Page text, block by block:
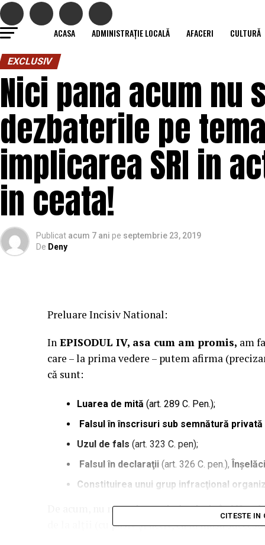
ACASA ADMINISTRAȚIE LOCALĂ AFACERI CULTURĂ
EXCLUSIV
Nici pana acum nu
dezbaterile pe
implicarea SRI in
in ceata!
Publicat acum 7 ani pe septembrie 23, 2019
De Deny
Preluare Incisiv National:
In EPISODUL IV, asa cum am promis, am
care – la prima vedere – putem afirma
că sunt:
Luarea de mită (art. 289 C. Pen.);
Falsul în înscrisuri sub semnătură privată
Uzul de fals (art. 323 C. pen);
Falsul în declaraţii (art. 326 C. pen.),
Constituirea unui grup infracţional
De acum, nu ne mai surprinde nimic în
de la alții (cu pasiv și activ, ca la masa
CITESTE IN